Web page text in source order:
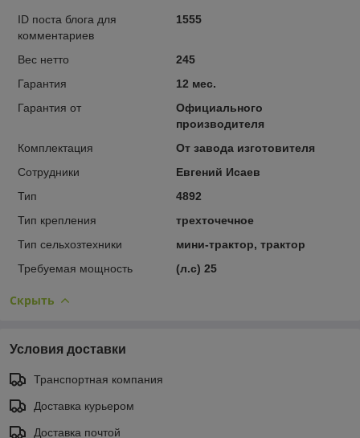
ID поста блога для
комментариев
1555
Вес нетто
245
Гарантия
12 мес.
Гарантия от
Официального
производителя
Комплектация
От завода изготовителя
Сотрудники
Евгений Исаев
Тип
4892
Тип крепления
трехточечное
Тип сельхозтехники
мини-трактор, трактор
Требуемая мощность
(л.с) 25
Скрыть
Условия доставки
Транспортная компания
Доставка курьером
Доставка почтой